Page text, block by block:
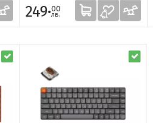
249·00
лв.